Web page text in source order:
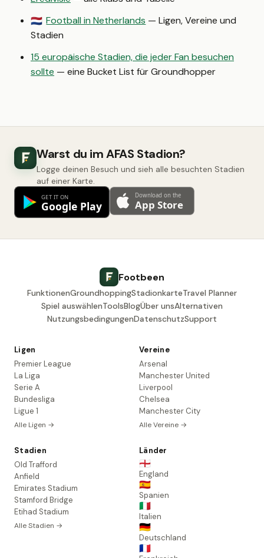
🇳🇱 Football in Netherlands — Ligen, Vereine und
Stadien
15 europäische Stadien, die jeder Fan besuchen
sollte — eine Bucket List für Groundhopper
Warst du im AFAS Stadion?
Logge deinen Besuch und sieh alle besuchten Stadien
auf einer Karte.
Footbeen
FunktionenGroundhoppingStadionkarteTravel Planner
Spiel auswählenToolsBlogÜber unsAlternativen
NutzungsbedingungenDatenschutzSupport
Ligen
Premier League
La Liga
Serie A
Bundesliga
Ligue 1
Alle Ligen →
Vereine
Arsenal
Manchester United
Liverpool
Chelsea
Manchester City
Alle Vereine →
Stadien
Old Trafford
Anfield
Emirates Stadium
Stamford Bridge
Etihad Stadium
Alle Stadien →
Länder
🏴󠁧󠁢󠁥󠁮󠁧󠁿
England
🇪🇸
Spanien
🇮🇹
Italien
🇩🇪
Deutschland
🇫🇷